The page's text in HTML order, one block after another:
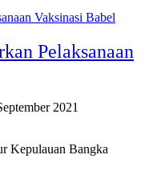
Pelaksanaan
2021
Kepulauan Bangka